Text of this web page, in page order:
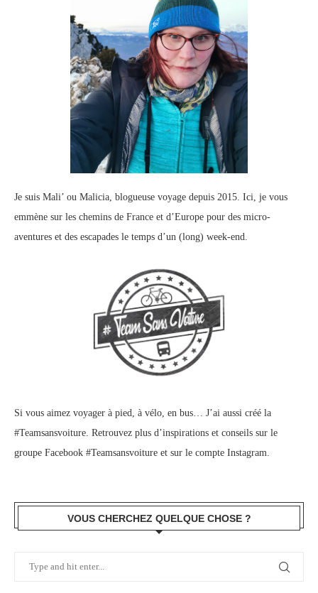
Je suis Mali’ ou Malicia, blogueuse voyage depuis 2015. Ici, je vous
emmène sur les chemins de France et d’Europe pour des micro-
aventures et des escapades le temps d’un (long) week-end.
Si vous aimez voyager à pied, à vélo, en bus… J’ai aussi créé la
#Teamsansvoiture. Retrouvez plus d’inspirations et conseils sur le
groupe Facebook #Teamsansvoiture et sur le compte Instagram
VOUS CHERCHEZ QUELQUE CHOSE ?